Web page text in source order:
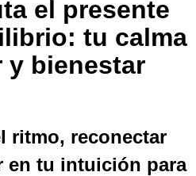
el presente
tu calma
y bienestar
ritmo, reconectar
en tu intuición para